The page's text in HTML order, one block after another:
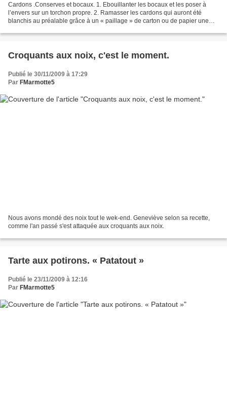
Cardons .Conserves et bocaux. 1. Ebouillanter les bocaux et les poser à
l’envers sur un torchon propre. 2. Ramasser les cardons qui auront été
blanchis au préalable grâce à un « paillage » de carton ou de papier une
Croquants aux noix, c'est le moment.
Publié le 30/11/2009 à 17:29
Par FMarmotte5
Nous avons mondé des noix tout le wek-end. Geneviève selon sa recette,
comme l'an passé s'est attaquée aux croquants aux noix.
Tarte aux potirons. « Patatout »
Publié le 23/11/2009 à 12:16
Par FMarmotte5